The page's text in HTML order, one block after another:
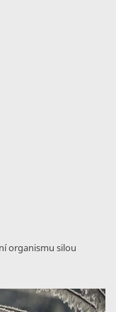
organismu silou